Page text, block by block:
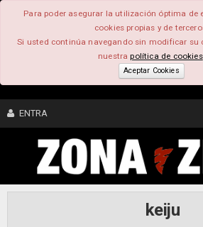
Para poder asegurar la utilización óptima de
cookies propias y de
Si usted continúa navegando sin modificar su
nuestrapolítica de cookies
Aceptar Cookies
ENTRA
CONTENIDO
keiju